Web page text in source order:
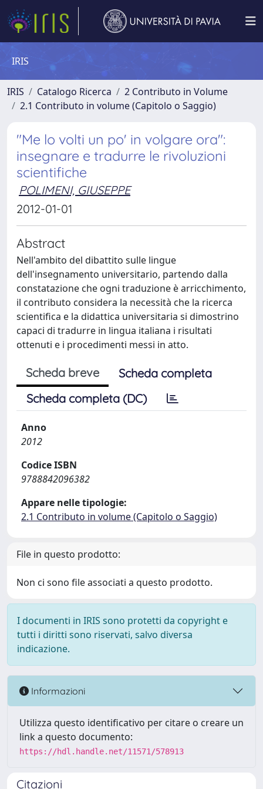
IRIS
IRIS Catalogo Ricerca
2 Contributo in Volume
2.1 Contributo in volume (Capitolo o Saggio)
"Me lo volti un po' in volgare ora":
insegnare e tradurre le rivoluzioni
scientifiche
POLIMENI, GIUSEPPE
2012-01-01
Abstract
Nell'ambito del dibattito sulle lingue
dell'insegnamento universitario, partendo dalla
constatazione che ogni traduzione è arricchimento,
il contributo considera la necessità che la ricerca
scientifica e la didattica universitaria si dimostrino
capaci di tradurre in lingua italiana i risultati
ottenuti e i procedimenti messi in atto.
Scheda breve
Scheda completa
Scheda completa (DC)
Anno
2012
Codice ISBN
9788842096382
Appare nelle tipologie:
2.1 Contributo in volume (Capitolo o Saggio)
File in questo prodotto:
Non ci sono file associati a questo prodotto.
I documenti in IRIS sono protetti da copyright e
tutti i diritti sono riservati, salvo diversa
indicazione.
Informazioni
Utilizza questo identificativo per citare o creare un
link a questo documento:
https://hdl.handle.net/11571/578913
Citazioni